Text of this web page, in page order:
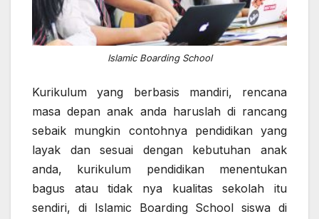
Islamic Boarding School
Kurikulum yang berbasis mandiri, rencana
masa depan anak anda haruslah di rancang
sebaik mungkin contohnya pendidikan yang
layak dan sesuai dengan kebutuhan anak
anda, kurikulum pendidikan menentukan
bagus atau tidak nya kualitas sekolah itu
sendiri, di Islamic Boarding School siswa di